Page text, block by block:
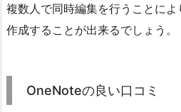
複数人で同時編集を行うことに
作成することが出来るでしょう。
OneNoteの良い口コミ